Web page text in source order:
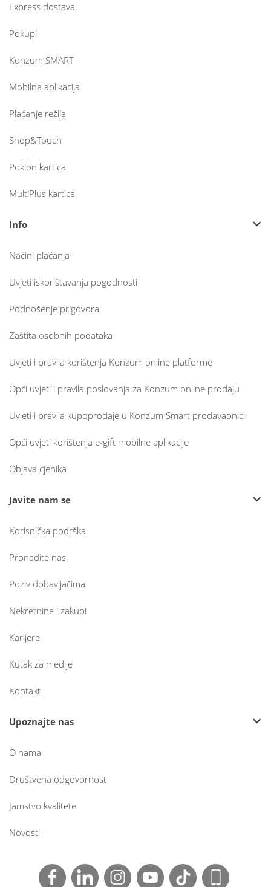
Express dostava
Pokupi
Konzum SMART
Mobilna aplikacija
Plaćanje režija
Shop&Touch
Poklon kartica
MultiPlus kartica
Info
Načini plaćanja
Uvjeti iskorištavanja pogodnosti
Podnošenje prigovora
Zaštita osobnih podataka
Uvjeti i pravila korištenja Konzum online platforme
Opći uvjeti i pravila poslovanja za Konzum online prodaju
Uvjeti i pravila kupoprodaje u Konzum Smart prodavaonici
Opći uvjeti korištenja e-gift mobilne aplikacije
Objava cjenika
Javite nam se
Korisnička podrška
Pronađite nas
Poziv dobavljačima
Nekretnine i zakupi
Karijere
Kutak za medije
Kontakt
Upoznajte nas
O nama
Društvena odgovornost
Jamstvo kvalitete
Novosti